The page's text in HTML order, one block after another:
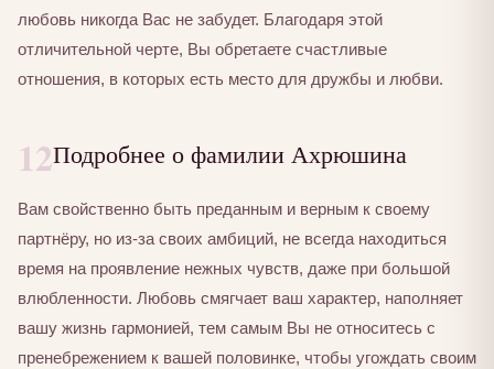
любовь никогда Вас не забудет. Благодаря этой
отличительной черте, Вы обретаете счастливые
отношения, в которых есть место для дружбы и любви.
12Подробнее о фамилии Ахрюшина
Вам свойственно быть преданным и верным к своему
партнёру, но из-за своих амбиций, не всегда находиться
время на проявление нежных чувств, даже при большой
влюбленности. Любовь смягчает ваш характер, наполняет
вашу жизнь гармонией, тем самым Вы не относитесь с
пренебрежением к вашей половинке, чтобы угождать своим